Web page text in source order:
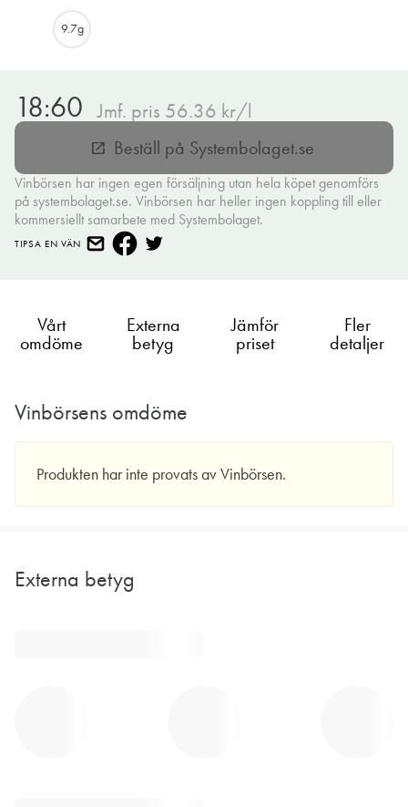
9.7g
18:60 Jmf. pris 56.36 kr/l
open_in_new Beställ på Systembolaget.se
Vinbörsen har ingen egen försäljning utan hela köpet genomförs
på systembolaget.se. Vinbörsen har heller ingen koppling till eller
kommersiellt samarbete med Systembolaget.
TIPSA EN VÄN
Vårt
omdöme
Externa
betyg
Jämför
priset
Fler
detaljer
Vinbörsens omdöme
Produkten har inte provats av Vinbörsen.
Externa betyg